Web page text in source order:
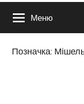
Меню
Позначка: